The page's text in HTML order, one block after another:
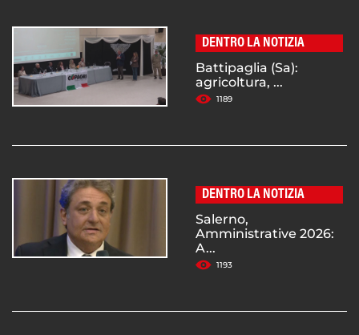
DENTRO LA NOTIZIA
Battipaglia (Sa):
agricoltura, ...
1189
DENTRO LA NOTIZIA
Salerno,
Amministrative 2026:
A...
1193